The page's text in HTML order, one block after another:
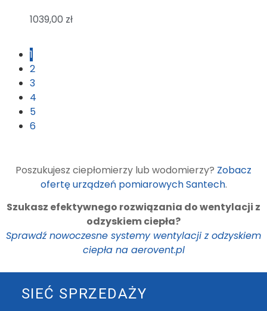
1039,00 zł
1
2
3
4
5
6
Poszukujesz ciepłomierzy lub wodomierzy? Zobacz
ofertę urządzeń pomiarowych Santech.
Szukasz efektywnego rozwiązania do wentylacji z
odzyskiem ciepła?
Sprawdź nowoczesne systemy wentylacji z odzyskiem
ciepła na aerovent.pl
SIEĆ SPRZEDAŻY